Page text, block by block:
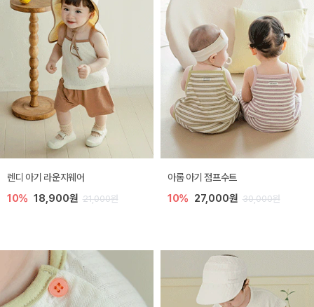
렌디 아기 라운지웨어
10% 18,900원 21,000원
아롬 아기 점프수트
10% 27,000원 30,000원